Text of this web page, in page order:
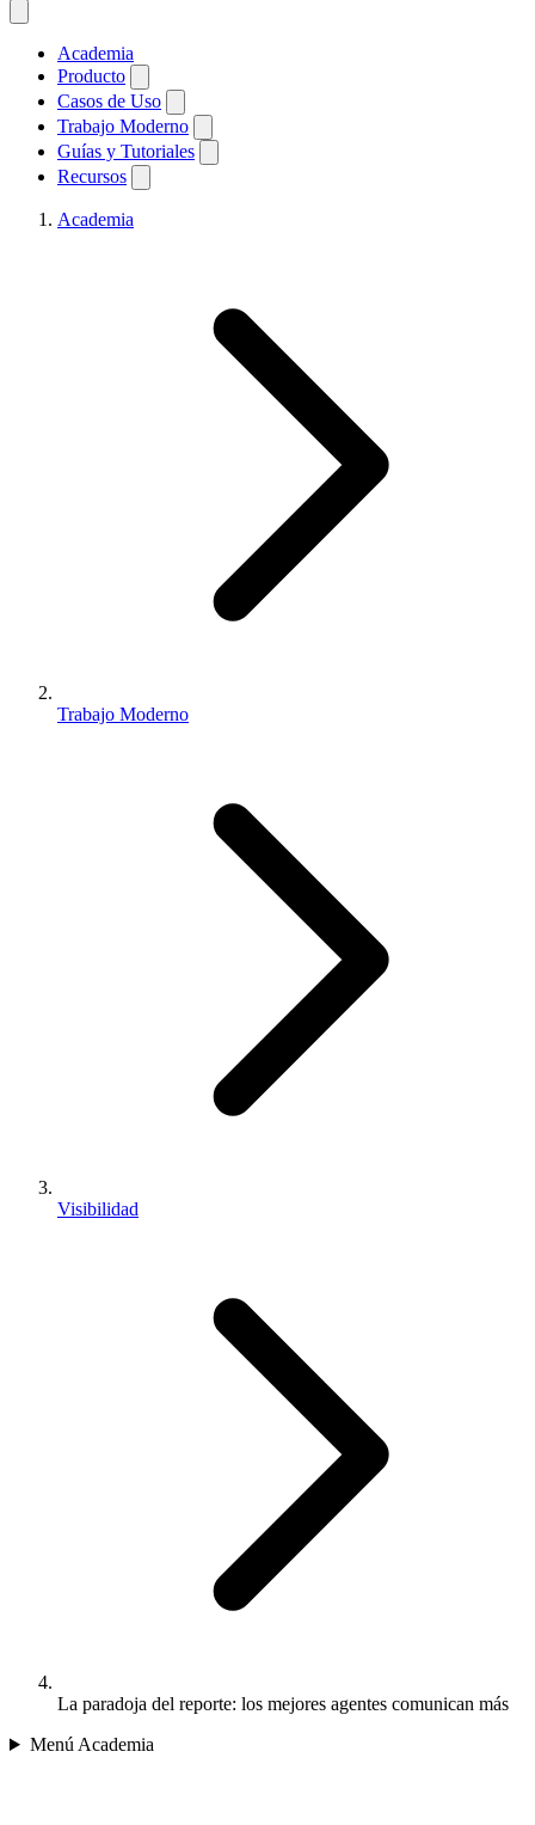
Academia
Producto
Casos de Uso
Trabajo Moderno
Guías y Tutoriales
Recursos
Academia
Trabajo Moderno
Visibilidad
La paradoja del reporte: los mejores agentes comunican más
Menú Academia